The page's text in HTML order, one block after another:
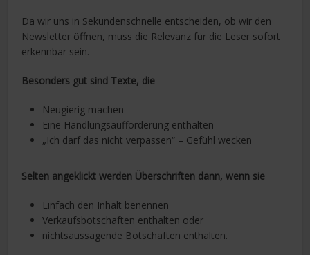
Da wir uns in Sekundenschnelle entscheiden, ob wir den
Newsletter öffnen, muss die Relevanz für die Leser sofort
erkennbar sein.
Besonders gut sind Texte, die
Neugierig machen
Eine Handlungsaufforderung enthalten
„Ich darf das nicht verpassen“ – Gefühl wecken
Selten angeklickt werden Überschriften dann, wenn sie
Einfach den Inhalt benennen
Verkaufsbotschaften enthalten oder
nichtsaussagende Botschaften enthalten.